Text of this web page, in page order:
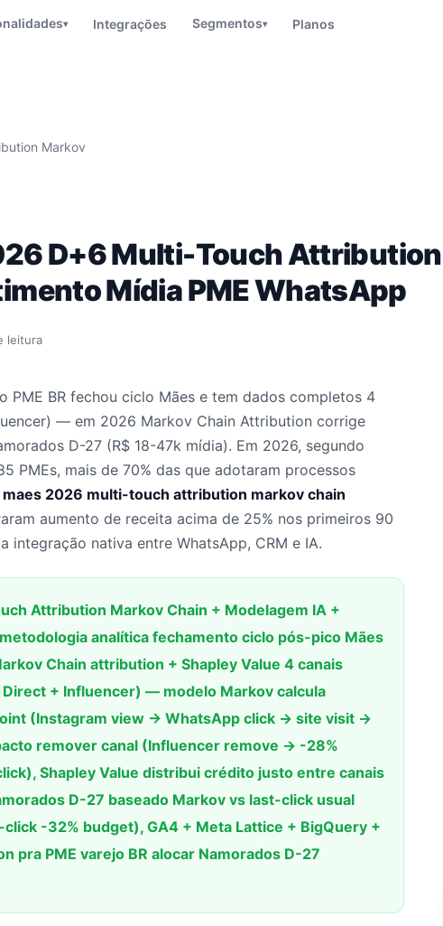
▾ Integrações Segmentos▾ Planos
Markov
D+6 Multi-Touch
Mídia PME WhatsApp
leitura
PME BR fechou ciclo Mães e tem dados completos 4
— em 2026 Markov Chain Attribution corrige
D-27 (R$ 18-47k mídia). Em 2026, segundo
PMEs, mais de 70% das que adotaram processos
maes 2026 multi-touch attribution markov chain
aumento de receita acima de 25% nos primeiros 90
nativa entre WhatsApp, CRM e IA.
Attribution Markov Chain + Modelagem IA +
analítica fechamento ciclo pós-pico Mães
Chain attribution + Shapley Value 4 canais
+ Influencer) — modelo Markov calcula
(Instagram view → WhatsApp click → site visit →
remover canal (Influencer remove → -28%
Shapley Value distribui crédito justo entre canais
D-27 baseado Markov vs last-click usual
-32% budget), GA4 + Meta Lattice + BigQuery +
pra PME varejo BR alocar Namorados D-27